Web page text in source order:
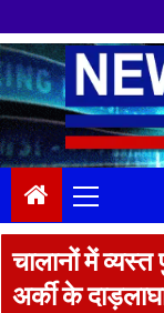
Skip
to
content
Menu
चालानों में
अर्की के